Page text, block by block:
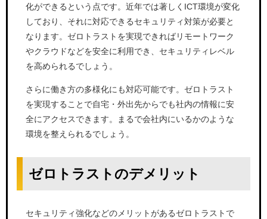
化ができるという点です。近年では著しくICT環境が変化
しており、それに対応できるセキュリティ対策が必要と
なります。ゼロトラストを実現できればリモートワーク
やクラウドなどを安全に利用でき、セキュリティレベル
を高められるでしょう。
さらに働き方の多様化にも対応可能です。ゼロトラスト
を実現することで自宅・外出先からでも社内の情報に安
全にアクセスできます。まるで会社内にいるかのような
環境を整えられるでしょう。
ゼロトラストのデメリット
セキュリティ強化などのメリットがあるゼロトラストで